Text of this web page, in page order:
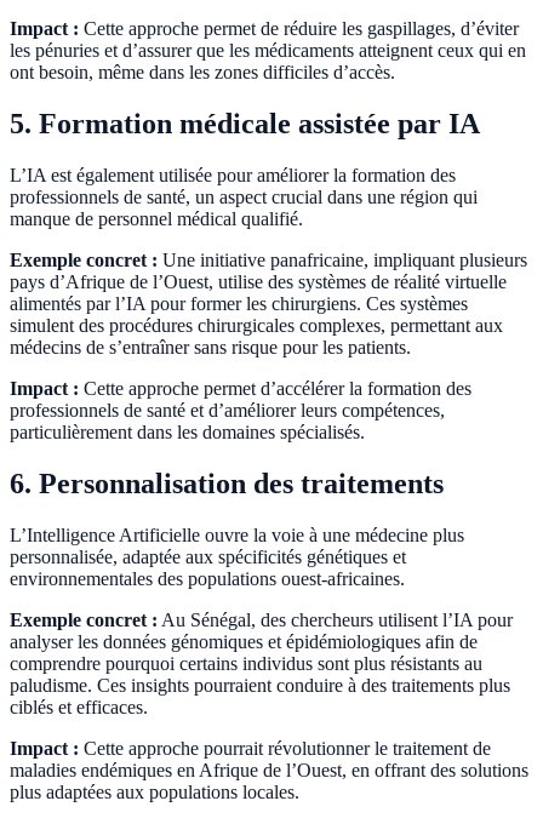
Impact : Cette approche permet de réduire les gaspillages, d’éviter
les pénuries et d’assurer que les médicaments atteignent ceux qui en
ont besoin, même dans les zones difficiles d’accès.
5. Formation médicale assistée par IA
L’IA est également utilisée pour améliorer la formation des
professionnels de santé, un aspect crucial dans une région qui
manque de personnel médical qualifié.
Exemple concret : Une initiative panafricaine, impliquant plusieurs
pays d’Afrique de l’Ouest, utilise des systèmes de réalité virtuelle
alimentés par l’IA pour former les chirurgiens. Ces systèmes
simulent des procédures chirurgicales complexes, permettant aux
médecins de s’entraîner sans risque pour les patients.
Impact : Cette approche permet d’accélérer la formation des
professionnels de santé et d’améliorer leurs compétences,
particulièrement dans les domaines spécialisés.
6. Personnalisation des traitements
L’Intelligence Artificielle ouvre la voie à une médecine plus
personnalisée, adaptée aux spécificités génétiques et
environnementales des populations ouest-africaines.
Exemple concret : Au Sénégal, des chercheurs utilisent l’IA pour
analyser les données génomiques et épidémiologiques afin de
comprendre pourquoi certains individus sont plus résistants au
paludisme. Ces insights pourraient conduire à des traitements plus
ciblés et efficaces.
Impact : Cette approche pourrait révolutionner le traitement de
maladies endémiques en Afrique de l’Ouest, en offrant des solutions
plus adaptées aux populations locales.